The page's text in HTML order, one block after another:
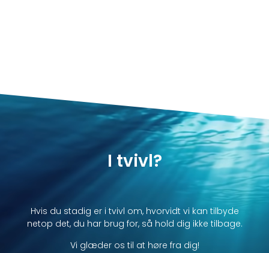
I tvivl?
Hvis du stadig er i tvivl om, hvorvidt vi kan tilbyde
netop det, du har brug for, så hold dig ikke tilbage.
Vi glæder os til at høre fra dig!